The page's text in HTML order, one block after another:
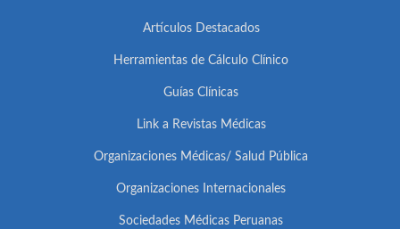
Artículos Destacados
Herramientas de Cálculo Clínico
Guías Clínicas
Link a Revistas Médicas
Organizaciones Médicas/ Salud Pública
Organizaciones Internacionales
Sociedades Médicas Peruanas